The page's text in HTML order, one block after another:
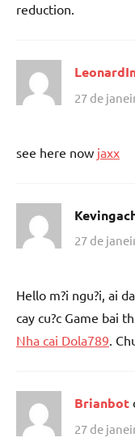
reduction.
27 de
see here now jaxx
27 de
Hello m?i ngu?i, ai
cay cu?c Game bai
Nha cai Dola789.
Brianbot
27 de